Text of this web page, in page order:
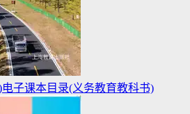
子课本目录(义务教育教科书)